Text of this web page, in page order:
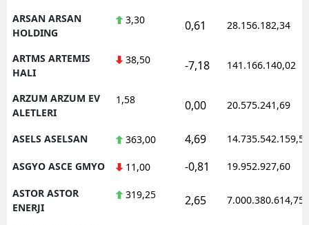
ARSAN ARSAN
HOLDING
3,30 0,61 28.156.182,34
ARTMS ARTEMIS
HALI
38,50 -7,18 141.166.140,02
ARZUM ARZUM EV
ALETLERI
1,58 0,00 20.575.241,69
ASELS ASELSAN 363,00 4,69 14.735.542.159,50
ASGYO ASCE GMYO 11,00 -0,81 19.952.927,60
ASTOR ASTOR
ENERJI
319,25 2,65 7.000.380.614,75